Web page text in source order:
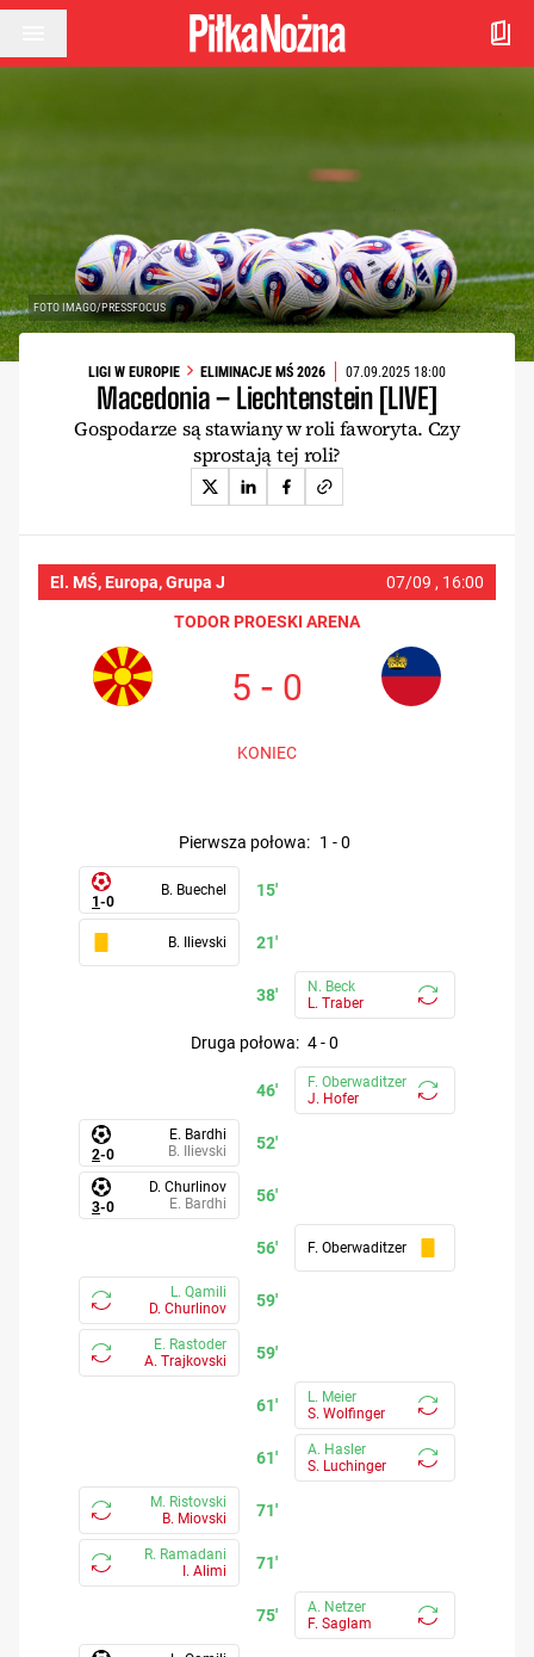
Przejdź do treści
FOTO IMAGO/PRESSFOCUS
LIGI W EUROPIE ELIMINACJE MŚ 2026 07.09.2025 18:00
Macedonia – Liechtenstein [LIVE]
Gospodarze są stawiany w roli faworyta. Czy
sprostają tej roli?
El. MŚ, Europa, Grupa J 07/09 , 16:00
TODOR PROESKI ARENA
5 - 0
KONIEC
pierwsza połowa: 1 - 0
15'
1 -0
B. Buechel
21'
B. Ilievski
38'
N. Beck
L. Traber
druga połowa: 4-0
46'
F. Oberwaditzer
J. Hofer
52'
2-0
E. Bardhi
B. Ilievski
56'
3-0
D. Churlinov
E. Bardhi
56' F. Oberwaditzer
59'
L. Qamili
D. Churlinov
59'
E. Rastoder
A. Trajkovski
61'
L. Meier
S. Wolfinger
61'
A. Hasler
S. Luchinger
71'
M. Ristovski
B. Miovski
71'
R. Ramadani
I. Alimi
75'
A. Netzer
F. Saglam